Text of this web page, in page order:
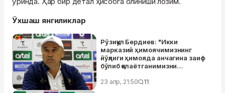
Ўхшаш янгиликлар
Рўзиқул Бердиев: "Икки
марказий ҳимоячимизнинг
йўқлиги ҳимояда анчагина заиф
бўлиб қолаётганимизни
23 апр, 21:50 11